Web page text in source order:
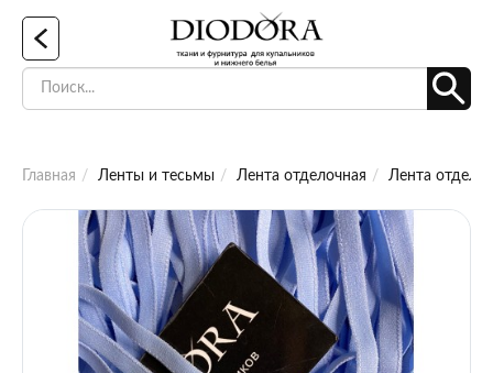
Главная Ленты и тесьмы Лента отделочная Лента